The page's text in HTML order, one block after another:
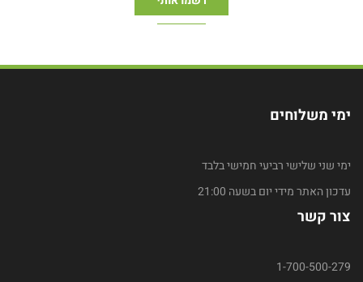
ימי משלוחים
ימי שני שלישי רביעי חמישי בלבד
עדכון האתר מידי יום בשעה 21:00
צור קשר
1-700-500-279